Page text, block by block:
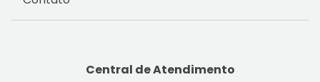
Central de Atendimento